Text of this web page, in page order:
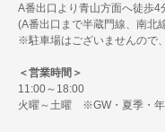
A番出口より青山方面へ徒歩4
(A番出口まで半蔵門線、南北
※駐車場はございませんので
＜営業時間＞
11:00～18:00
火曜～土曜 ※GW・夏季・年